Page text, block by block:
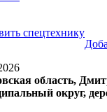
спецтехнику
область,
округ,